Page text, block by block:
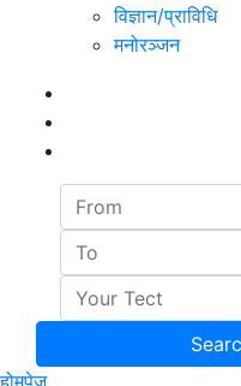
विज्ञान/प्राविधि
मनोरञ्जन
होमपेज